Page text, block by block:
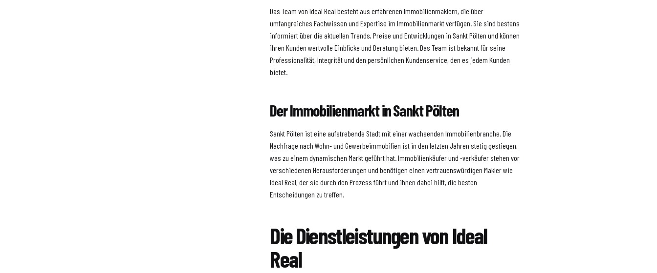
Das Team von Ideal Real besteht aus erfahrenen Immobilienmaklern, die über
umfangreiches Fachwissen und Expertise im Immobilienmarkt verfügen. Sie sind bestens
informiert über die aktuellen Trends, Preise und Entwicklungen in Sankt Pölten und können
ihren Kunden wertvolle Einblicke und Beratung bieten. Das Team ist bekannt für seine
Professionalität, Integrität und den persönlichen Kundenservice, den es jedem Kunden
bietet.
Der Immobilienmarkt in Sankt Pölten
Sankt Pölten ist eine aufstrebende Stadt mit einer wachsenden Immobilienbranche. Die
Nachfrage nach Wohn- und Gewerbeimmobilien ist in den letzten Jahren stetig gestiegen,
was zu einem dynamischen Markt geführt hat. Immobilienkäufer und -verkäufer stehen vor
verschiedenen Herausforderungen und benötigen einen vertrauenswürdigen Makler wie
Ideal Real, der sie durch den Prozess führt und ihnen dabei hilft, die besten
Entscheidungen zu treffen.
Die Dienstleistungen von Ideal
Real